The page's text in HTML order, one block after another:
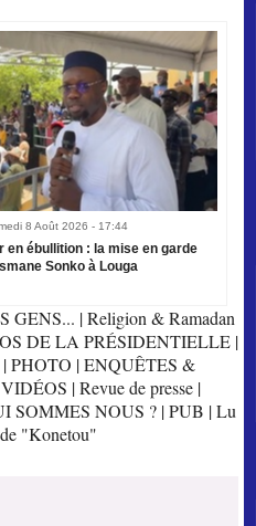
8 Août 2026 - 17:44
en ébullition : la mise en garde
Sonko à Louga
GENS... |Religion & Ramadan
DE LA PRÉSIDENTIELLE |
|PHOTO |ENQUÊTES &
VIDÉOS |Revue de presse |
SOMMES NOUS ? |PUB |Lu
"Konetou"